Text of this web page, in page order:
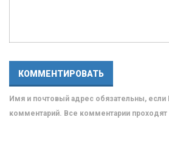
Имя и почтовый адрес обязательны, если
комментарий. Все комментарии